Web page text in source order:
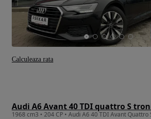
Audi A6 Avant 40 TDI quattro S
1968 cm3 • 204 CP • Audi A6 40 TDI Avant Quattro
Calculeaza rata